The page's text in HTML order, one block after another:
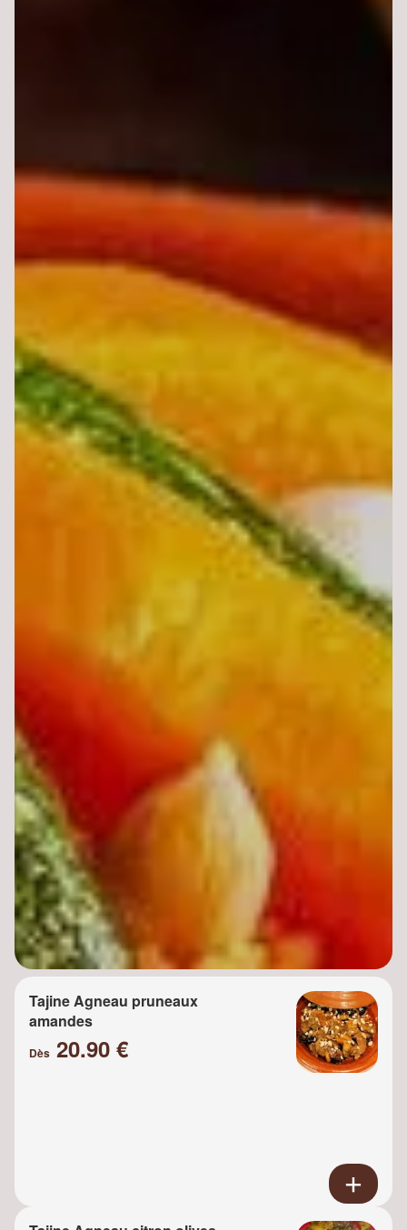
Tajine Agneau pruneaux
amandes
Dès 20.90 €